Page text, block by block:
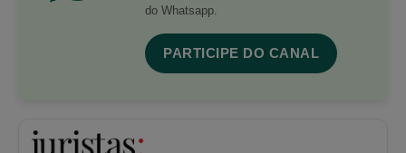
do Whatsapp.
PARTICIPE DO CANAL